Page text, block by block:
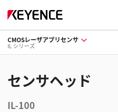
CMOSレーザアプリセンサ
IL シリーズ
センサヘッド
IL-100